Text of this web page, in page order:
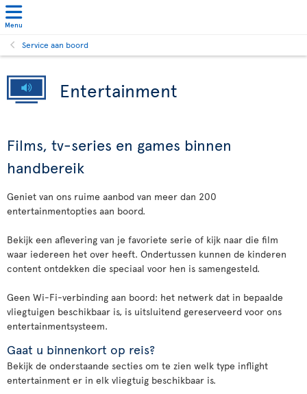
Menu
Service aan boord
Entertainment
Films, tv-series en games binnen
handbereik
Geniet van ons ruime aanbod van meer dan 200
entertainmentopties aan boord.
Bekijk een aflevering van je favoriete serie of kijk naar die film
waar iedereen het over heeft. Ondertussen kunnen de kinderen
content ontdekken die speciaal voor hen is samengesteld.
Geen Wi-Fi-verbinding aan boord: het netwerk dat in bepaalde
vliegtuigen beschikbaar is, is uitsluitend gereserveerd voor ons
entertainmentsysteem.
Gaat u binnenkort op reis?
Bekijk de onderstaande secties om te zien welk type inflight
entertainment er in elk vliegtuig beschikbaar is.